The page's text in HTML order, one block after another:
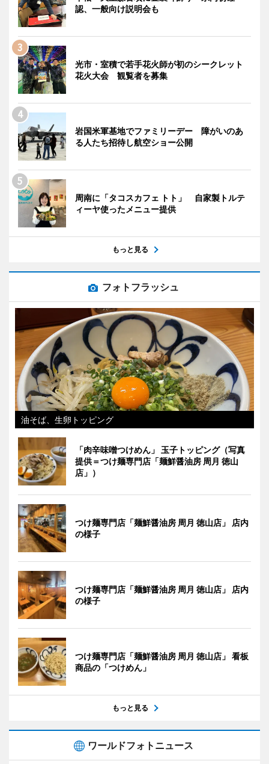
認、一般向け説明会も
光市・室積で若手花火師が初のシークレット
花火大会 観覧者を募集
岩国米軍基地でファミリーデー 障がいのあ
る人たち招待し航空ショー公開
周南に「タコスカフェ トト」 自家製トルテ
ィーヤ使ったメニュー提供
もっと見る
フォトフラッシュ
油そば、生卵トッピング
「肉辛味噌つけめん」 玉子トッピング（写真
提供＝つけ麺専門店「麺鮮醤油房 周月 徳山
店」）
つけ麺専門店「麺鮮醤油房 周月 徳山店」 店内
の様子
つけ麺専門店「麺鮮醤油房 周月 徳山店」 店内
の様子
つけ麺専門店「麺鮮醤油房 周月 徳山店」 看板
商品の「つけめん」
もっと見る
ワールドフォトニュース